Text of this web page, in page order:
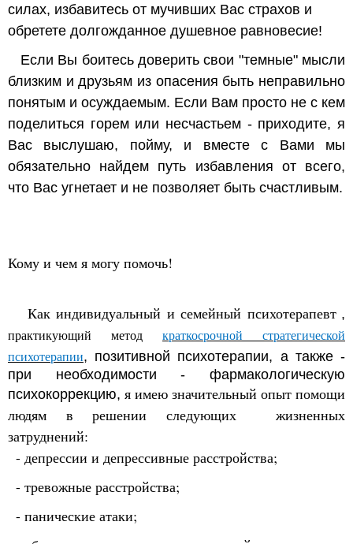
силах, избавитесь от мучивших Вас страхов и
обретете долгожданное душевное равновесие!
Если Вы боитесь доверить свои "темные" мысли
близким и друзьям из опасения быть неправильно
понятым и осуждаемым. Если Вам просто не с кем
поделиться горем или несчастьем - приходите, я
Вас выслушаю, пойму, и вместе с Вами мы
обязательно найдем путь избавления от всего,
что Вас угнетает и не позволяет быть счастливым.
Кому и чем я могу помочь!
Как индивидуальный и семейный психотерапевт ,
практикующий метод краткосрочной стратегической
психотерапии, позитивной психотерапии, а также -
при необходимости - фармакологическую
психокоррекцию, я имею значительный опыт помощи
людям в решении следующих жизненных
затруднений:
- депрессии и депрессивные расстройства;
- тревожные расстройства;
- панические атаки;